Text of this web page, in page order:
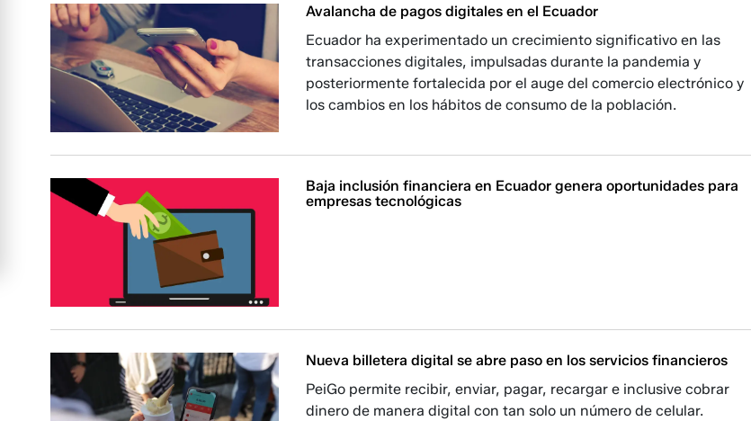
Avalancha de pagos digitales en el Ecuador
Ecuador ha experimentado un crecimiento significativo en las
transacciones digitales, impulsadas durante la pandemia y
posteriormente fortalecida por el auge del comercio electrónico y
los cambios en los hábitos de consumo de la población.
Baja inclusión financiera en Ecuador genera oportunidades para
empresas tecnológicas
Nueva billetera digital se abre paso en los servicios financieros
PeiGo permite recibir, enviar, pagar, recargar e inclusive cobrar
dinero de manera digital con tan solo un número de celular.